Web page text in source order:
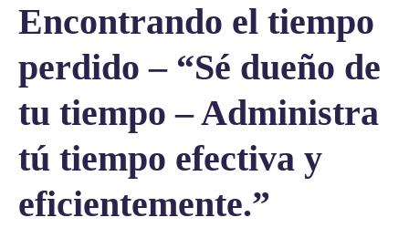
Encontrando el tiempo
perdido – “Sé dueño de
tu tiempo – Administra
tú tiempo efectiva y
eficientemente.”